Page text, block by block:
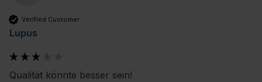
Verified Customer
Lupus
Qualität könnte besser sein!